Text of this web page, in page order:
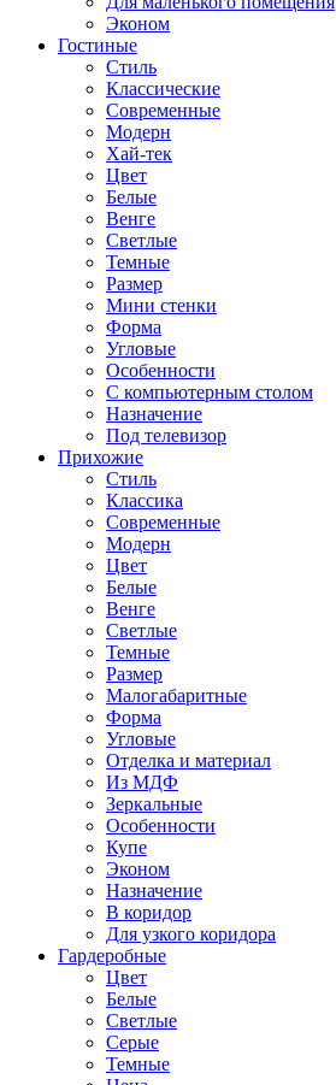
Эконом
Гостиные
Стиль
Классические
Современные
Модерн
Хай-тек
Цвет
Белые
Венге
Светлые
Темные
Размер
Мини стенки
Форма
Угловые
Особенности
С компьютерным столом
Назначение
Под телевизор
Прихожие
Стиль
Классика
Современные
Модерн
Цвет
Белые
Венге
Светлые
Темные
Размер
Малогабаритные
Форма
Угловые
Отделка и материал
Из МДФ
Зеркальные
Особенности
Купе
Эконом
Назначение
В коридор
Для узкого коридора
Гардеробные
Цвет
Белые
Светлые
Серые
Темные